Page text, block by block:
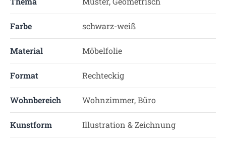
Farbe schwarz-weiß
Material Möbelfolie
Format Rechteckig
Wohnbereich Wohnzimmer, Büro
Kunstform Illustration & Zeichnung